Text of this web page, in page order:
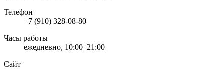
Телефон
+7 (910) 328-08-80
Часы работы
ежедневно, 10:00–21:00
Сайт